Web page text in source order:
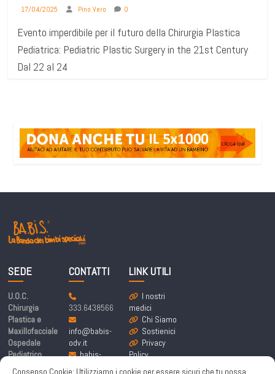
Consenso Cookie: Utilizziamo i cookie per essere sicuri che tu possa
17/04/2025 Pino Vero 0
Evento imperdibile per il futuro della Chirurgia Plastica
Pediatrica: Pediatric Plastic Surgery in the 21st Century
Dal 22 al 24
SEDE
U.O.C.
Chirurgia
Plastica e
Maxillofacciale
Ospedale
Pediatrico
Bambino Gesù
CONTATTI
333.6438566
info@babis-
odv.it
babis-
labandadeibim
LINK UTILI
I nostri
medici
Chi Siamo
Sostienici
Privacy
Policy